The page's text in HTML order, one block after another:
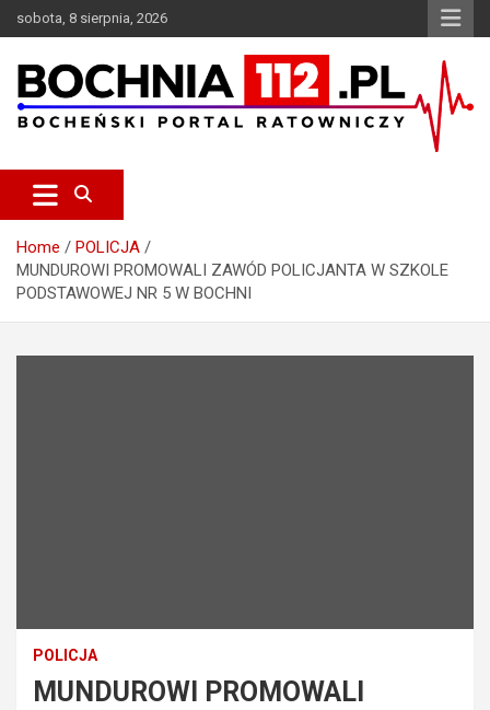
k
o
t
sobota, 8 sierpnia, 2026
BOCHNIA112.pl
Home
POLICJA
MUNDUROWI PROMOWALI ZAWÓD POLICJANTA W SZKOLE
PODSTAWOWEJ NR 5 W BOCHNI
POLICJA
MUNDUROWI PROMOWALI